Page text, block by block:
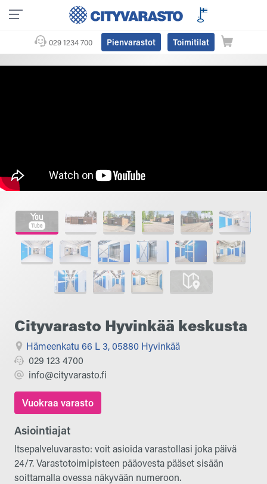
029 1234 700 Pienvarastot Toimitilat
Cityvarasto Hyvinkää keskusta
Hämeenkatu 66 L 3, 05880 Hyvinkää
029 123 4700
info@cityvarasto.fi
Vuokraa varasto
Asiointiajat
Itsepalveluvarasto: voit asioida varastollasi joka päivä
24/7. Varastotoimipisteen pääovesta pääset sisään
soittamalla ovessa näkyvään numeroon.